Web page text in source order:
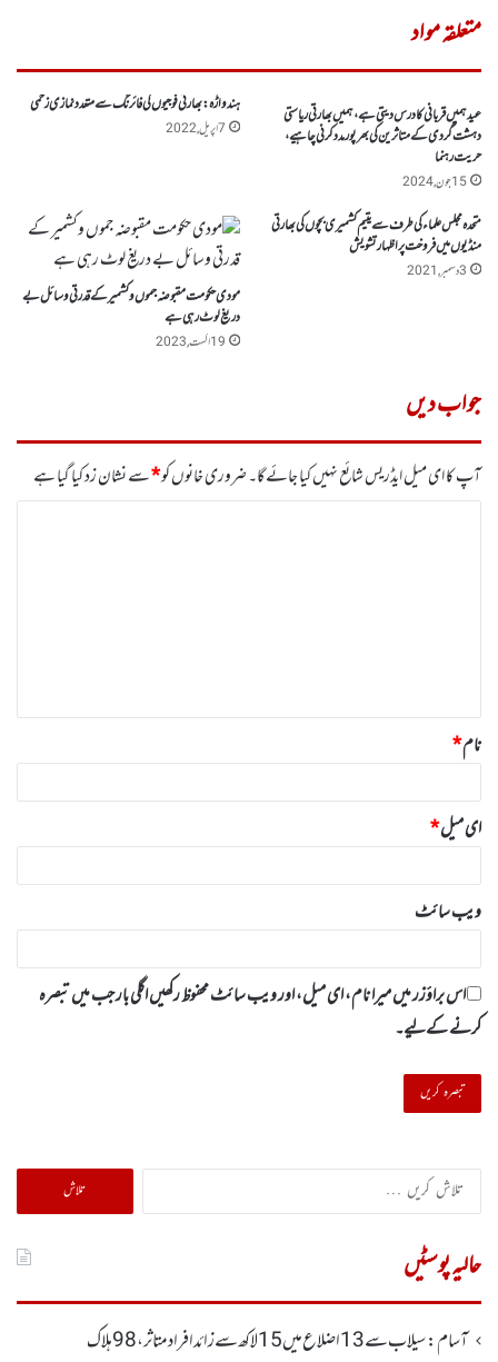
متعلقہ مواد
عید ہمیں قربانی کا درس دیتی ہے، ہمیں بھارتی ریاستی
دہشت گردی کے متاثرین کی بھر پور مدد کرنی چاہیے،
حریت رہنما
15 جون, 2024
ہندواڑہ:بھارتی فوجیوں کی فائرنگ سے متعدد نمازی زخمی
7 اپریل, 2022
متحدہ مجلس علماء کی طرف سے یتیم کشمیری بچوں کی بھارتی
منڈیوں میں فروخت پر اظہار تشویش
3 دسمبر, 2021
مودی حکومت مقبوضہ جموں وکشمیر کے قدرتی وسائل بے
دریغ لوٹ رہی ہے
19 اگست, 2023
جواب دیں
آپ کا ای میل ایڈریس شائع نہیں کیا جائے گا۔ضروری خانوں کو*سے نشان زد کیا گیا ہے
نام*
ای میل*
ویب‌ سائٹ
اس براؤزر میں میرا نام، ای میل، اور ویب سائٹ محفوظ رکھیں اگلی بار جب میں تبصرہ
کرنے کےلیے۔
تلاش
کریں
حالیہ پوسٹیں
آسام: سیلاب سے 13اضلاع میں 15لاکھ سے زائد افراد متاثر ، 98ہلاک